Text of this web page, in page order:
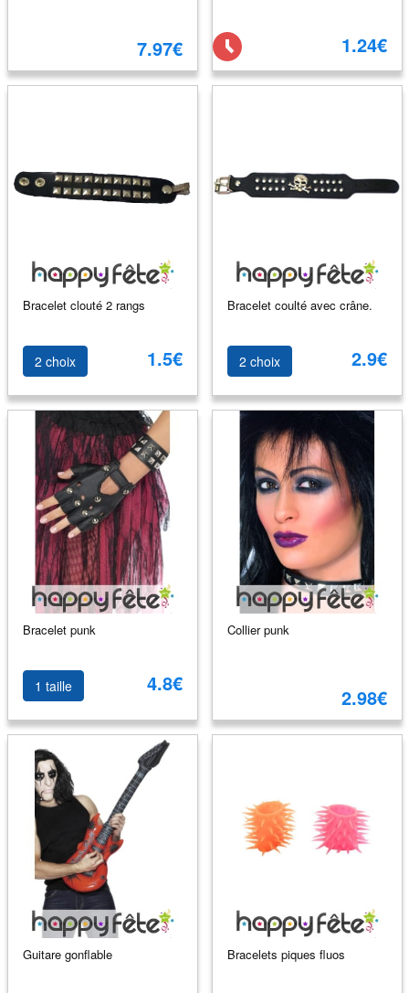
7.97€ 1.24€
Bracelet clouté 2 rangs
2 choix 1.5€
Bracelet coulté avec crâne.
2 choix 2.9€
Bracelet punk
1 taille 4.8€
Collier punk
2.98€
Guitare gonflable Bracelets piques fluos